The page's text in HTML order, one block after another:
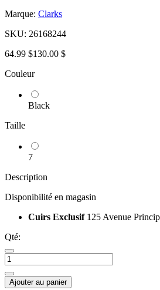
Marque: Clarks
SKU: 26168244
64.99 $130.00 $
Couleur
Black
Taille
7
Description
Disponibilité en magasin
Cuirs Exclusif 125 Avenue
Qté:
Ajouter au panier